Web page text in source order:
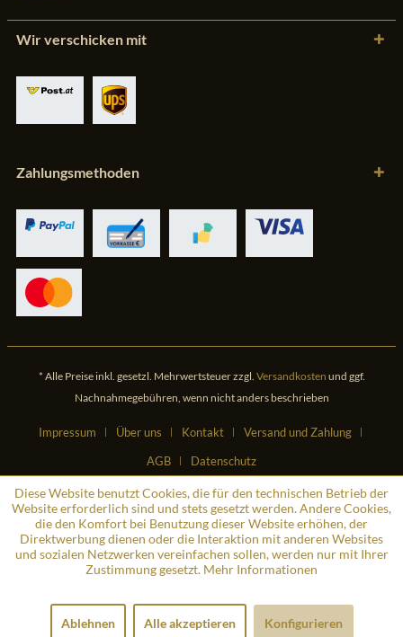
Wir verschicken mit
Zahlungsmethoden
* Alle Preise inkl. gesetzl. Mehrwertsteuer zzgl. Versandkosten und ggf.
Nachnahmegebühren, wenn nicht anders beschrieben
Impressum Über uns Kontakt
Versand und Zahlung
AGB
Datenschutz
Diese Website benutzt Cookies, die für den technischen Betrieb der
Website erforderlich sind und stets gesetzt werden. Andere Cookies,
die den Komfort bei Benutzung dieser Website erhöhen, der
Direktwerbung dienen oder die Interaktion mit anderen Websites
und sozialen Netzwerken vereinfachen sollen, werden nur mit Ihrer
Zustimmung gesetzt. Mehr Informationen
Ablehnen Alle akzeptieren Konfigurieren